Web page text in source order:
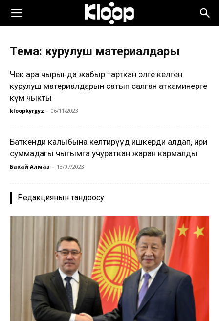
Тема: курулуш материалдары
Чек ара чырында жабыр тарткан элге келген
курулуш материалдарын сатып салган аткаминерге
өкүм чыкты
kloopkyrgyz - 06/11/2023
Баткенди калыбына келтирүүдө ишкерди алдап, ири
суммадагы чыгымга учураткан жаран кармалды
Бакай Алмаз - 13/07/2023
Редакциянын тандоосу